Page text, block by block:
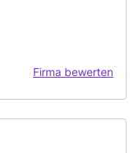
Firma bewerten